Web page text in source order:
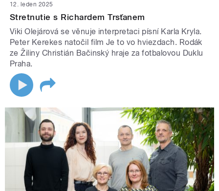
12. leden 2025
Stretnutie s Richardem Trsťanem
Viki Olejárová se věnuje interpretaci písní Karla Kryla.
Peter Kerekes natočil film Je to vo hviezdach. Rodák
ze Žiliny Christián Bačinský hraje za fotbalovou Duklu
Praha.